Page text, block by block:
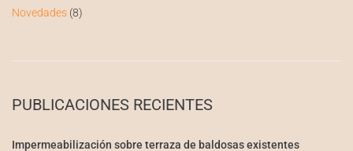
Novedades (8)
PUBLICACIONES RECIENTES
Impermeabilización sobre terraza de baldosas existentes